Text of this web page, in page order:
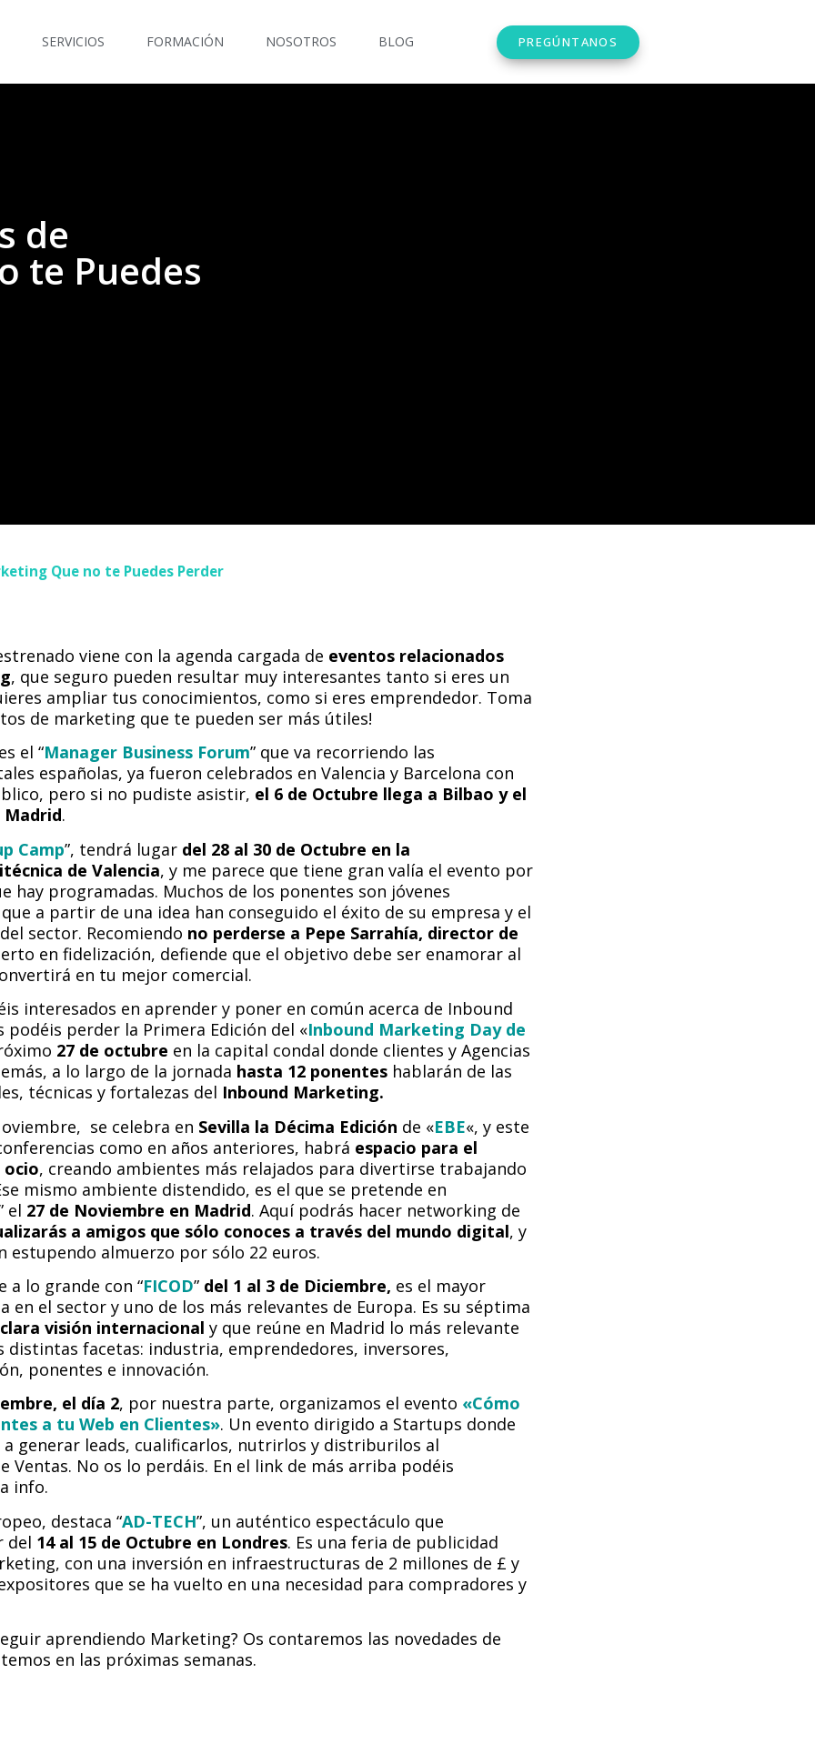
SERVICIOS FORMACIÓN NOSOTROS BLOG PREGÚNTANOS
de
te Puedes
Que no te Puedes Perder
viene con la agenda cargada de eventos relacionados
, que seguro pueden resultar muy interesantes tanto si eres un
ampliar tus conocimientos, como si eres emprendedor. Toma
de marketing que te pueden ser más útiles!
el “Manager Business Forum” que va recorriendo las
españolas, ya fueron celebrados en Valencia y Barcelona con
pero si no pudiste asistir, el 6 de Octubre llega a Bilbao y el
Madrid.
Camp”, tendrá lugar del 28 al 30 de Octubre en la
de Valencia, y me parece que tiene gran valía el evento por
hay programadas. Muchos de los ponentes son jóvenes
a partir de una idea han conseguido el éxito de su empresa y el
sector. Recomiendo no perderse a Pepe Sarrahía, director de
en fidelización, defiende que el objetivo debe ser enamorar al
en tu mejor comercial.
interesados en aprender y poner en común acerca de Inbound
podéis perder la Primera Edición del «Inbound Marketing Day de
27 de octubre en la capital condal donde clientes y Agencias
a lo largo de la jornada hasta 12 ponentes hablarán de las
técnicas y fortalezas del Inbound Marketing.
se celebra en Sevilla la Décima Edición de «EBE«, y este
como en años anteriores, habrá espacio para el
, creando ambientes más relajados para divertirse trabajando
mismo ambiente distendido, es el que se pretende en
el 27 de Noviembre en Madrid. Aquí podrás hacer networking de
a amigos que sólo conoces a través del mundo digital, y
estupendo almuerzo por sólo 22 euros.
a lo grande con “FICOD” del 1 al 3 de Diciembre, es el mayor
en el sector y uno de los más relevantes de Europa. Es su séptima
visión internacional y que reúne en Madrid lo más relevante
distintas facetas: industria, emprendedores, inversores,
ponentes e innovación.
el día 2, por nuestra parte, organizamos el evento «Cómo
a tu Web en Clientes». Un evento dirigido a Startups donde
a generar leads, cualificarlos, nutrirlos y distriburilos al
Ventas. No os lo perdáis. En el link de más arriba podéis
info.
destaca “AD-TECH”, un auténtico espectáculo que
del 14 al 15 de Octubre en Londres. Es una feria de publicidad
con una inversión en infraestructuras de 2 millones de £ y
que se ha vuelto en una necesidad para compradores y
aprendiendo Marketing? Os contaremos las novedades de
en las próximas semanas.